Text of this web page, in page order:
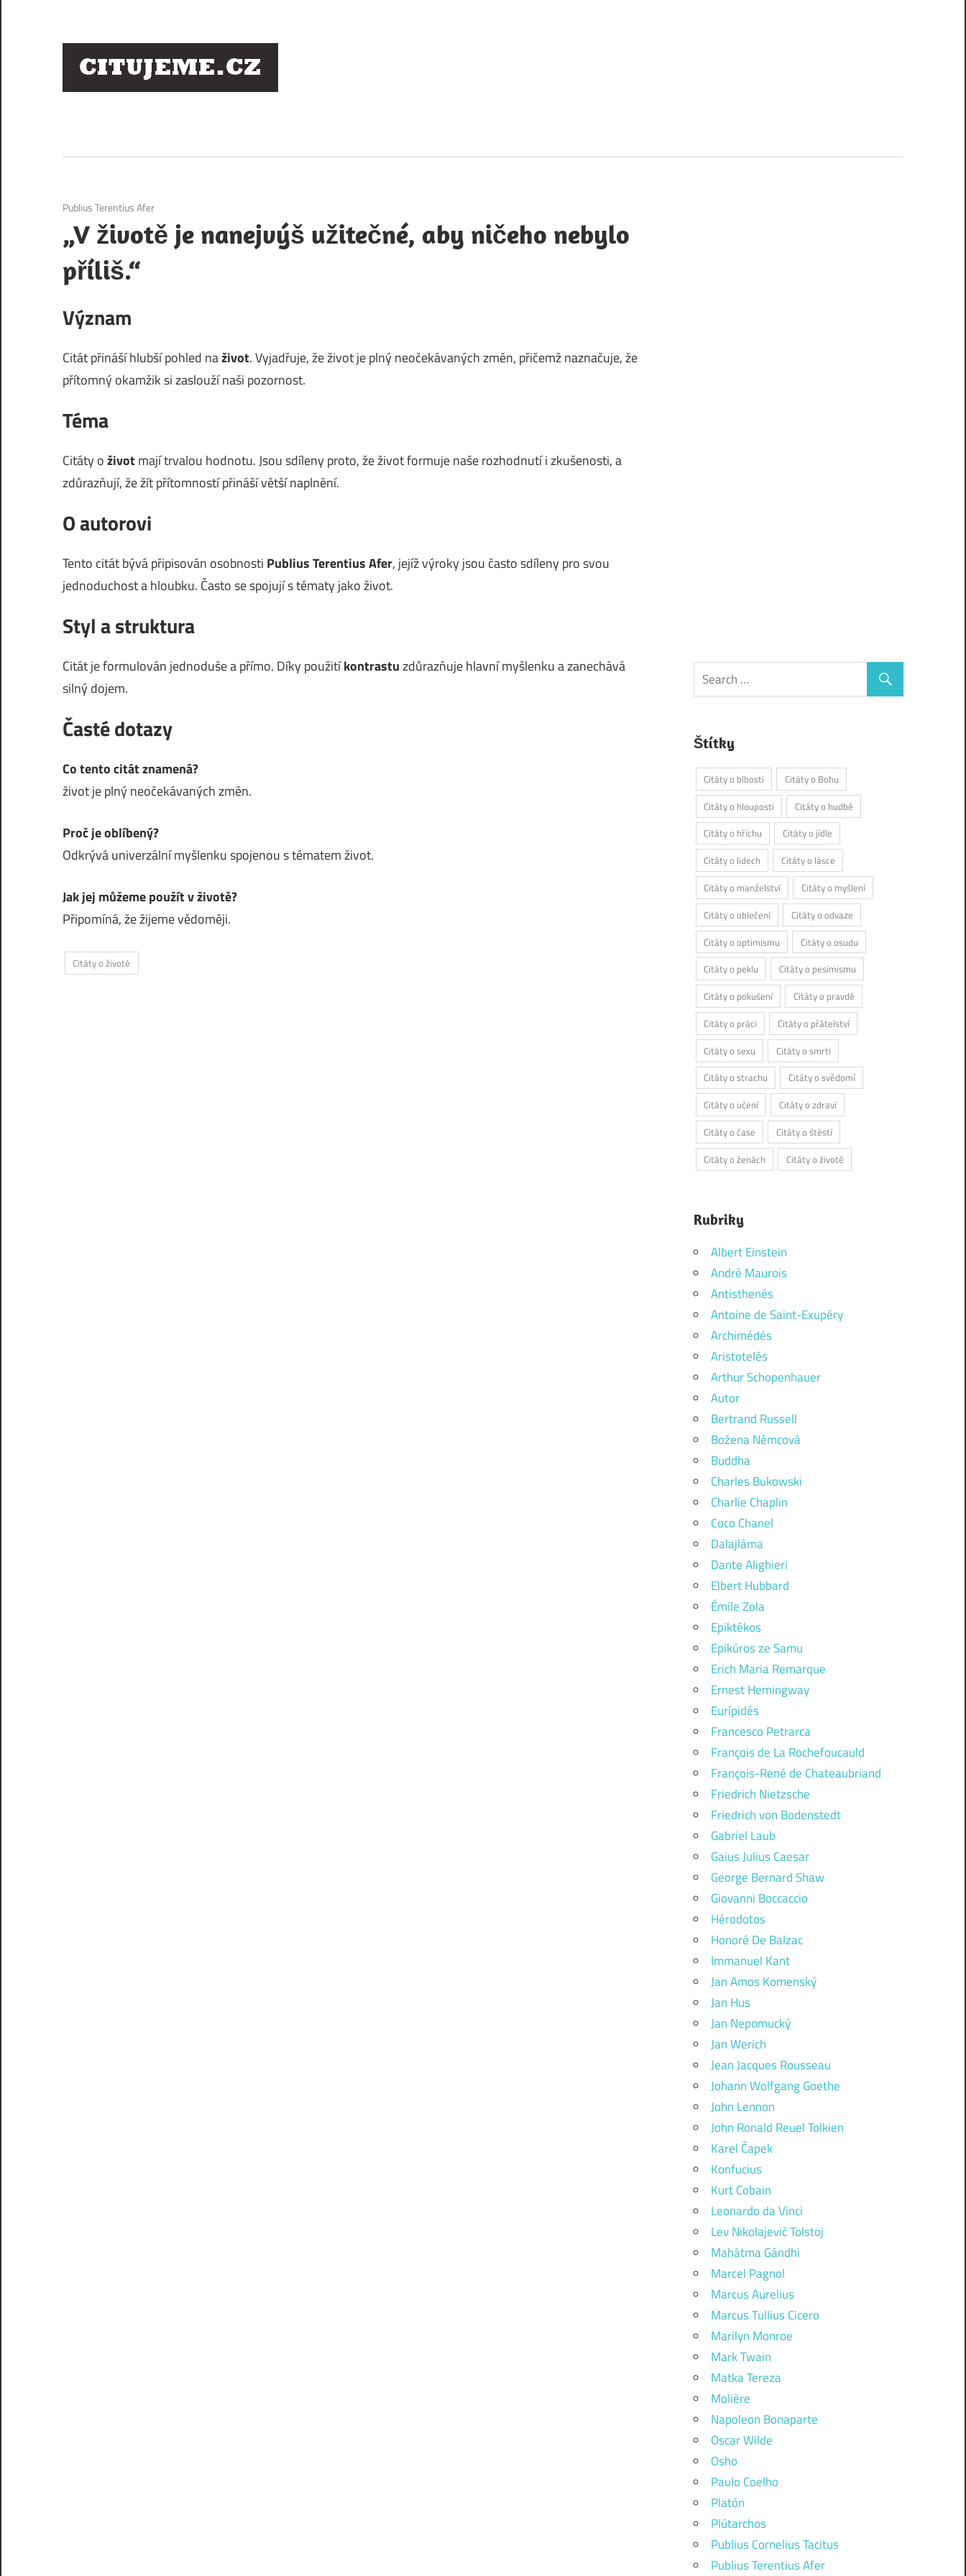
osobností
1. 12. 2020
Publius Terentius Afer
„V životě je nanejvýš užitečné, aby ničeho nebylo
příliš.“
Význam
Citát přináší hlubší pohled naživot. Vyjadřuje, že život je plný neočekávaných změn, přičemž naznačuje, že
přítomný okamžik si zaslouží naši pozornost.
Téma
Citáty oživot mají trvalou hodnotu. Jsou sdíleny proto, že život formuje naše rozhodnutí i zkušenosti, a
zdůrazňují, že žít přítomností přináší větší naplnění.
O autorovi
Tento citát bývá připisován osobnosti Publius Terentius Afer, jejíž výroky jsou často sdíleny pro svou
jednoduchost a hloubku. Často se spojují s tématy jako život.
Styl a struktura
Citát je formulován jednoduše a přímo. Díky použitíkontrastuzdůrazňuje hlavní myšlenku a zanechává
silný dojem.
Časté dotazy
Co tento citát znamená?
život je plný neočekávaných změn.
Proč je oblíbený?
Odkrývá univerzální myšlenku spojenou s tématem život.
Jak jej můžeme použít v životě?
Připomíná, že žijeme vědoměji.
Citáty o životě
Štítky
Citáty o blbosti
Citáty o Bohu
Citáty o hlouposti
Citáty o hudbě
Citáty o hříchu
Citáty o jídle
Citáty o lidech
Citáty o lásce
Citáty o manželství
Citáty o myšlení
Citáty o oblečení
Citáty o odvaze
Citáty o optimismu
Citáty o osudu
Citáty o peklu
Citáty o pesimismu
Citáty o pokušení
Citáty o pravdě
Citáty o práci
Citáty o přátelství
Citáty o sexu
Citáty o smrti
Citáty o strachu
Citáty o svědomí
Citáty o učení
Citáty o zdraví
Citáty o čase
Citáty o štěstí
Citáty o ženách
Citáty o životě
Rubriky
Albert Einstein
André Maurois
Antisthenés
Antoine de Saint-Exupéry
Archimédés
Aristotelés
Arthur Schopenhauer
Autor
Bertrand Russell
Božena Němcová
Buddha
Charles Bukowski
Charlie Chaplin
Coco Chanel
Dalajláma
Dante Alighieri
Elbert Hubbard
Émile Zola
Epiktékos
Epikúros ze Samu
Erich Maria Remarque
Ernest Hemingway
Eurípidés
Francesco Petrarca
François de La Rochefoucauld
François-René de Chateaubriand
Friedrich Nietzsche
Friedrich von Bodenstedt
Gabriel Laub
Gaius Julius Caesar
George Bernard Shaw
Giovanni Boccaccio
Hérodotos
Honoré De Balzac
Immanuel Kant
Jan Amos Komenský
Jan Hus
Jan Nepomucký
Jan Werich
Jean Jacques Rousseau
Johann Wolfgang Goethe
John Lennon
John Ronald Reuel Tolkien
Karel Čapek
Konfucius
Kurt Cobain
Leonardo da Vinci
Lev Nikolajevič Tolstoj
Mahátma Gándhi
Marcel Pagnol
Marcus Aurelius
Marcus Tullius Cicero
Marilyn Monroe
Mark Twain
Matka Tereza
Molière
Napoleon Bonaparte
Oscar Wilde
Osho
Paulo Coelho
Platón
Plútarchos
Publius Cornelius Tacitus
Publius Terentius Afer